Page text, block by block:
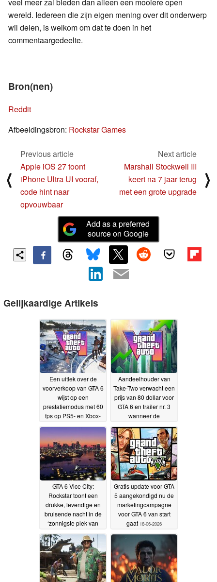
wereld. Iedereen die zijn eigen mening over dit onderwerp
wil delen, is welkom om dat te doen in het
commentaargedeelte.
Bron(nen)
Reddit
Afbeeldingsbron: Rockstar Games
⟨
Previous article
Apple iOS 27 toont
iPhone Ultra UI vooraf,
code hint naar
opvouwbaar
Next article
Marshall Stockwell III
keert na 7 jaar terug
met een grote upgrade
⟩
Add as a preferred
source on Google
Gelijkaardige Artikels
Een uitlek over de
voorverkoop van GTA 6
wijst op een
prestatiemodus met 60
fps op PS5- en Xbox-
24-06-2026
Aandeelhouder van
Take-Two verwacht een
prijs van 80 dollar voor
GTA 6 en trailer nr. 3
wanneer de
gaat20-06-2026
GTA 6 Vice City:
Rockstar toont een
drukke, levendige en
bruisende nacht in de
‘zonnigste plek van
19-06-2026
Gratis update voor GTA
5 aangekondigd nu de
marketingcampagne
voor GTA 6 van start
gaat 18-06-2026